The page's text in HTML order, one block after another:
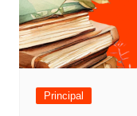
Principal